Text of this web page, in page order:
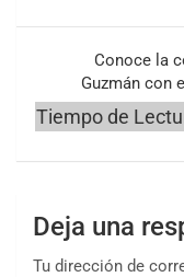
Conoce la
Guzmán con
Deja una
Tu dirección de